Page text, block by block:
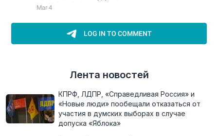
Лента новостей
КПРФ, ЛДПР, «Справедливая Россия» и
«Новые люди» пообещали отказаться от
участия в думских выборах в случае
допуска «Яблока»